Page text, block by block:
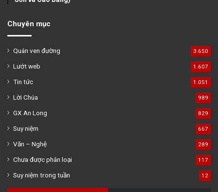
Chuyên mục
Quán ven đường 3.650
Lướt web 1.607
Tin tức 1.051
Lời Chúa 989
GX An Long 829
Suy niệm 667
Văn – Nghệ 289
Chưa được phân loại 117
Suy niệm trong tuần 12